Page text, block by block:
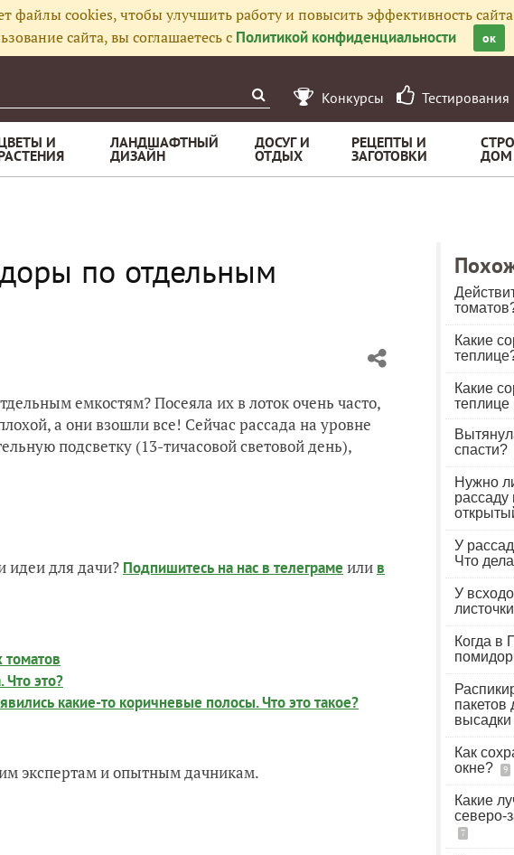
файлы cookies, чтобы улучшить работу и повысить эффективность
сайта, вы соглашаетесь с Политикой конфиденциальности ок
Конкурсы Тестирования
И ЛАНДШАФТНЫЙ
ДИЗАЙН
ДОСУГ И
ОТДЫХ
РЕЦЕПТЫ И
ЗАГОТОВКИ ДОМ
по отдельным
емкостям? Посеяла их в лоток очень часто,
а они взошли все! Сейчас рассада на уровне
подсветку (13-тичасовой световой день),
идеи для дачи? Подпишитесь на нас в телеграме или в
Что это?
какие-то коричневые полосы. Что это такое?
экспертам и опытным дачникам.
Какие
Какие
теплице
спасти?
Нужно
У
Что
У
Когда в
пакетов
высадки
Как
окне?
9
Какие
северо-
7